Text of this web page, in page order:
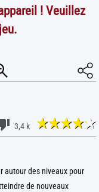
! Veuillez
3,4 k
autour des niveaux pour
de nouveaux